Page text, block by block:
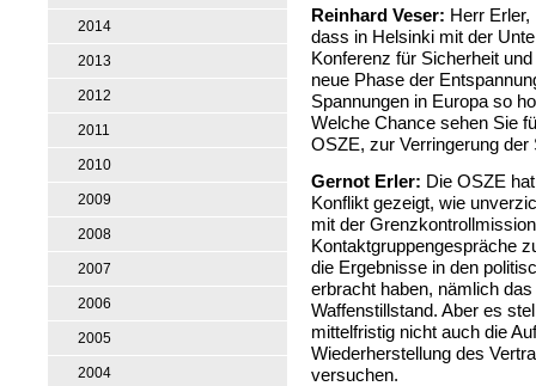
2014
2013
2012
2011
2010
2009
2008
2007
2006
2005
2004
Reinhard Veser: Herr
dass in Helsinki mit der
Konferenz für Sicherheit
neue Phase der
Spannungen in Europa so
Welche Chance sehen Sie
OSZE, zur Verringerung der
Gernot Erler: Die OSZE
Konflikt gezeigt, wie
mit der
Kontaktgruppengespräche
die Ergebnisse in den
erbracht haben, nämlich
Waffenstillstand. Aber es
mittelfristig nicht auch die
Wiederherstellung des
versuchen.